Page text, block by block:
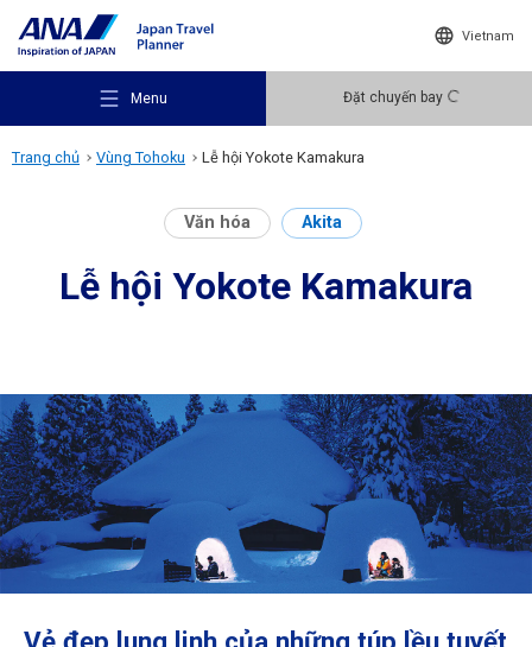
Vietnam
Menu Đặt chuyến bay
Gợi ý điểm đến
Điểm đến
Thông tin du lịch
Trang chủ Vùng Tohoku Lễ hội Yokote Kamakura
Văn hóa Akita
Lễ hội Yokote Kamakura
Vẻ đẹp lung linh của những túp lều tuyết